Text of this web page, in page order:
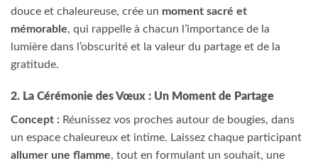
douce et chaleureuse, crée un moment sacré et
mémorable, qui rappelle à chacun l’importance de la
lumière dans l’obscurité et la valeur du partage et de la
gratitude.
2. La Cérémonie des Vœux : Un Moment de Partage
Concept : Réunissez vos proches autour de bougies, dans
un espace chaleureux et intime. Laissez chaque participant
allumer une flamme, tout en formulant un souhait, une